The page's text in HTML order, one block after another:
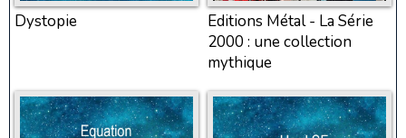
Dystopie
Editions Métal - La Série
2000 : une collection
mythique